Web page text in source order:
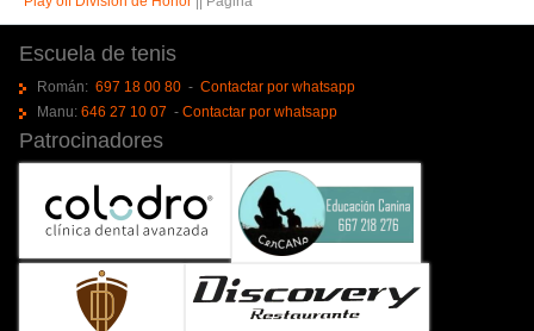
Escuela de tenis
Román: 697 18 00 80- Contactar por whatsapp
Manu: 646 27 10 07 - Contactar por whatsapp
Patrocinadores